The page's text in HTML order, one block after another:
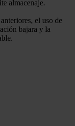
almacenaje.
el uso de
bajara y la